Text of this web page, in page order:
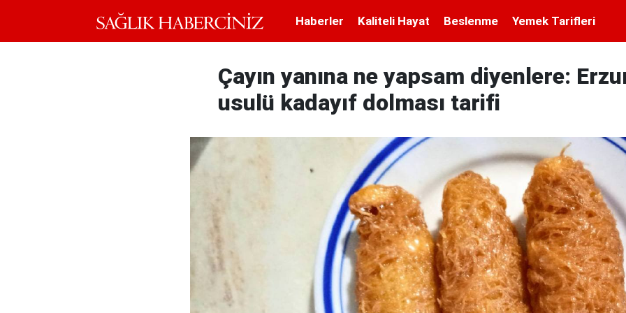
Haberler Kaliteli Hayat Beslenme Yemek Tarifleri
Çayın yanına ne yapsam diyenlere:
usulü kadayıf dolması tarifi